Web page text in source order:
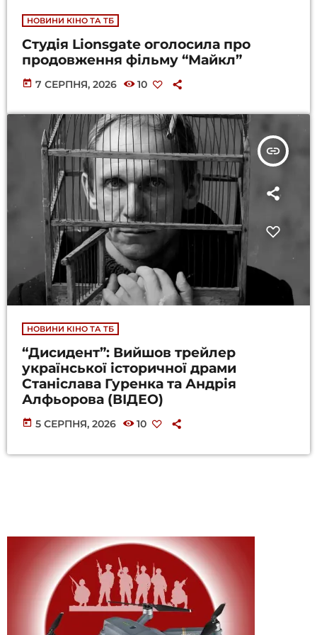
НОВИНИ КІНО ТА ТБ
Студія Lionsgate оголосила про
продовження фільму “Майкл”
today 7 СЕРПНЯ, 2026 10
insert_link
НОВИНИ КІНО ТА ТБ
“Дисидент”: Вийшов трейлер
української історичної драми
Станіслава Гуренка та Андрія
Алфьорова (ВІДЕО)
today 5 СЕРПНЯ, 2026 10